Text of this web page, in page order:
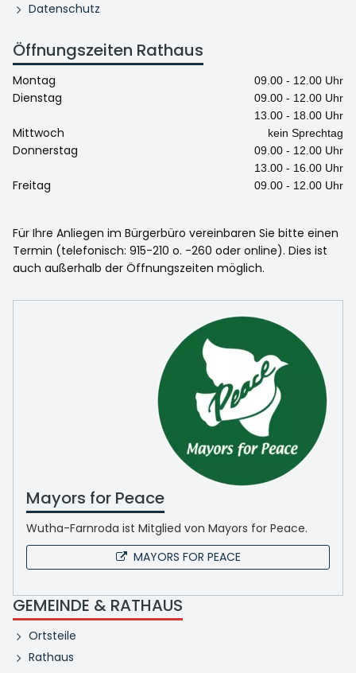
Datenschutz
Öffnungszeiten Rathaus
Montag 09.00 - 12.00 Uhr
Dienstag
09.00 - 12.00 Uhr
13.00 - 18.00 Uhr
Mittwoch kein Sprechtag
Donnerstag
09.00 - 12.00 Uhr
13.00 - 16.00 Uhr
Freitag 09.00 - 12.00 Uhr
Für Ihre Anliegen im Bürgerbüro vereinbaren Sie bitte einen
Termin (telefonisch: 915-210 o. -260 oder online). Dies ist
auch außerhalb der Öffnungszeiten möglich.
Mayors for Peace
Wutha-Farnroda ist Mitglied von Mayors for Peace.
MAYORS FOR PEACE
GEMEINDE & RATHAUS
Ortsteile
Rathaus